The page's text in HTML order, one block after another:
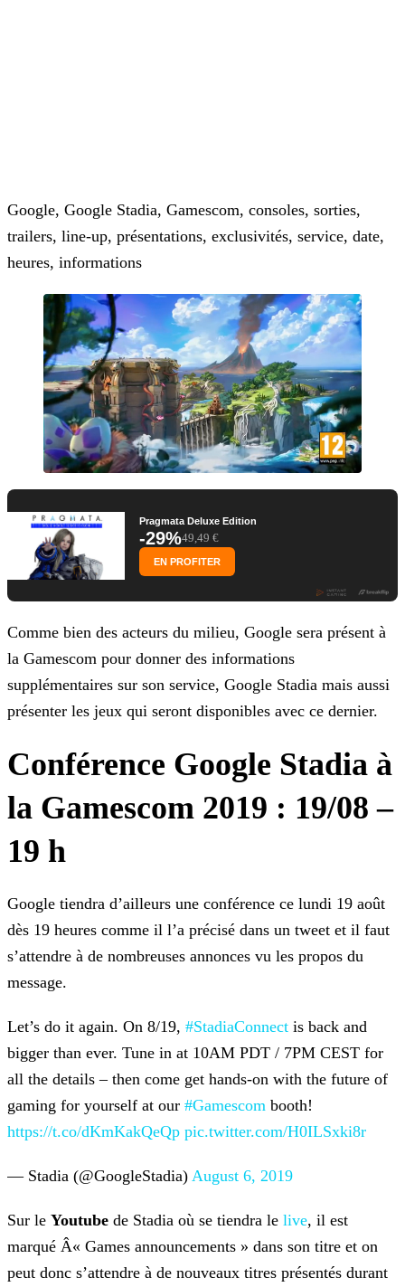
Google, Google Stadia, Gamescom, consoles, sorties,
trailers, line-up, présentations, exclusivités, service, date,
heures, informations
Pragmata Deluxe Edition
-29%49,49 €
EN PROFITER
Comme bien des acteurs du milieu, Google sera présent à
la Gamescom pour donner des informations
supplémentaires sur son service, Google Stadia mais aussi
présenter les jeux qui seront disponibles avec ce dernier.
Conférence Google Stadia à
la Gamescom 2019 : 19/08 –
19 h
Google tiendra d’ailleurs une conférence ce lundi 19 août
dès 19 heures comme il l’a précisé dans un tweet et il faut
s’attendre à de nombreuses annonces vu les propos du
message.
Let’s do it again. On 8/19, #StadiaConnect is back and
bigger than ever. Tune in at 10AM PDT / 7PM CEST for
all the details – then come get hands-on with the future of
gaming for yourself at our #Gamescom booth!
https://t.co/dKmKakQeQp pic.twitter.com/H0ILSxki8r
— Stadia (@GoogleStadia) August 6, 2019
Sur le Youtube de Stadia où se tiendra le live, il est
marqué Â« Games announcements » dans son titre et on
peut donc s’attendre à de nouveaux titres présentés durant